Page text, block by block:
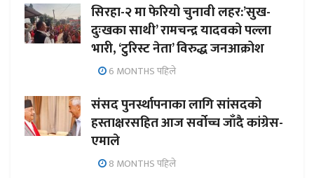
सिरहा-२ मा फेरियो चुनावी लहर:’सुख-
दुःखका साथी’ रामचन्द्र यादवको पल्ला
भारी, ‘टुरिस्ट नेता’ विरुद्ध जनआक्रोश
6 MONTHS पहिले
संसद पुनर्स्थापनाका लागि सांसदको
हस्ताक्षरसहित आज सर्वोच्च जाँदै कांग्रेस-
एमाले
8 MONTHS पहिले